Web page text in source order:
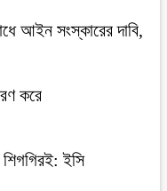
আইন সংস্কারের দাবি,
করে
শিগগিরই: ইসি